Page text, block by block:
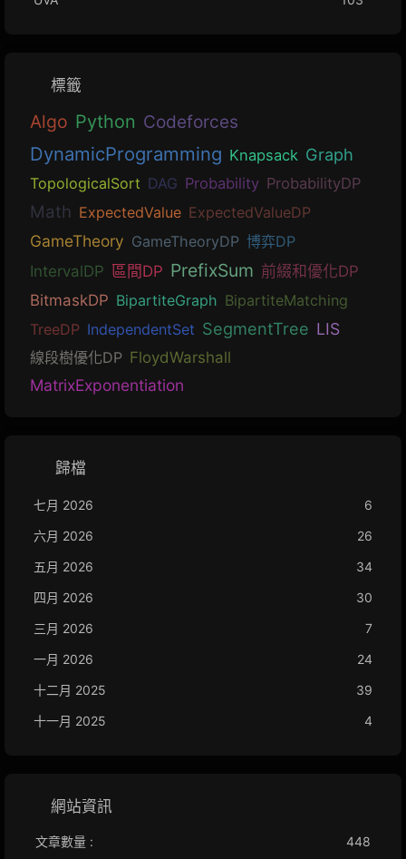
標籤
Algo Python Codeforces
DynamicProgramming Knapsack Graph
TopologicalSort DAG Probability ProbabilityDP
Math ExpectedValue ExpectedValueDP
GameTheory GameTheoryDP 博弈DP
IntervalDP 區間DP PrefixSum 前綴和優化DP
BitmaskDP BipartiteGraph BipartiteMatching
TreeDP IndependentSet SegmentTree LIS
線段樹優化DP FloydWarshall
MatrixExponentiation
歸檔
七月 2026
6
六月 2026
26
五月 2026
34
四月 2026
30
三月 2026
7
一月 2026
24
十二月 2025
39
十一月 2025
4
網站資訊
文章數量 : 448